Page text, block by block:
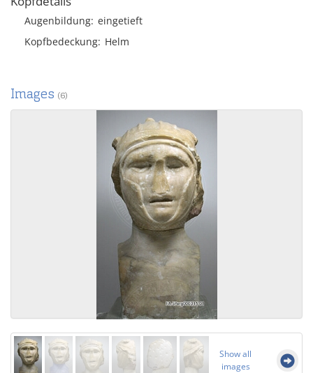
Augenbildung eingetieft
Kopfbedeckung Helm
Images (6)
Show all
images